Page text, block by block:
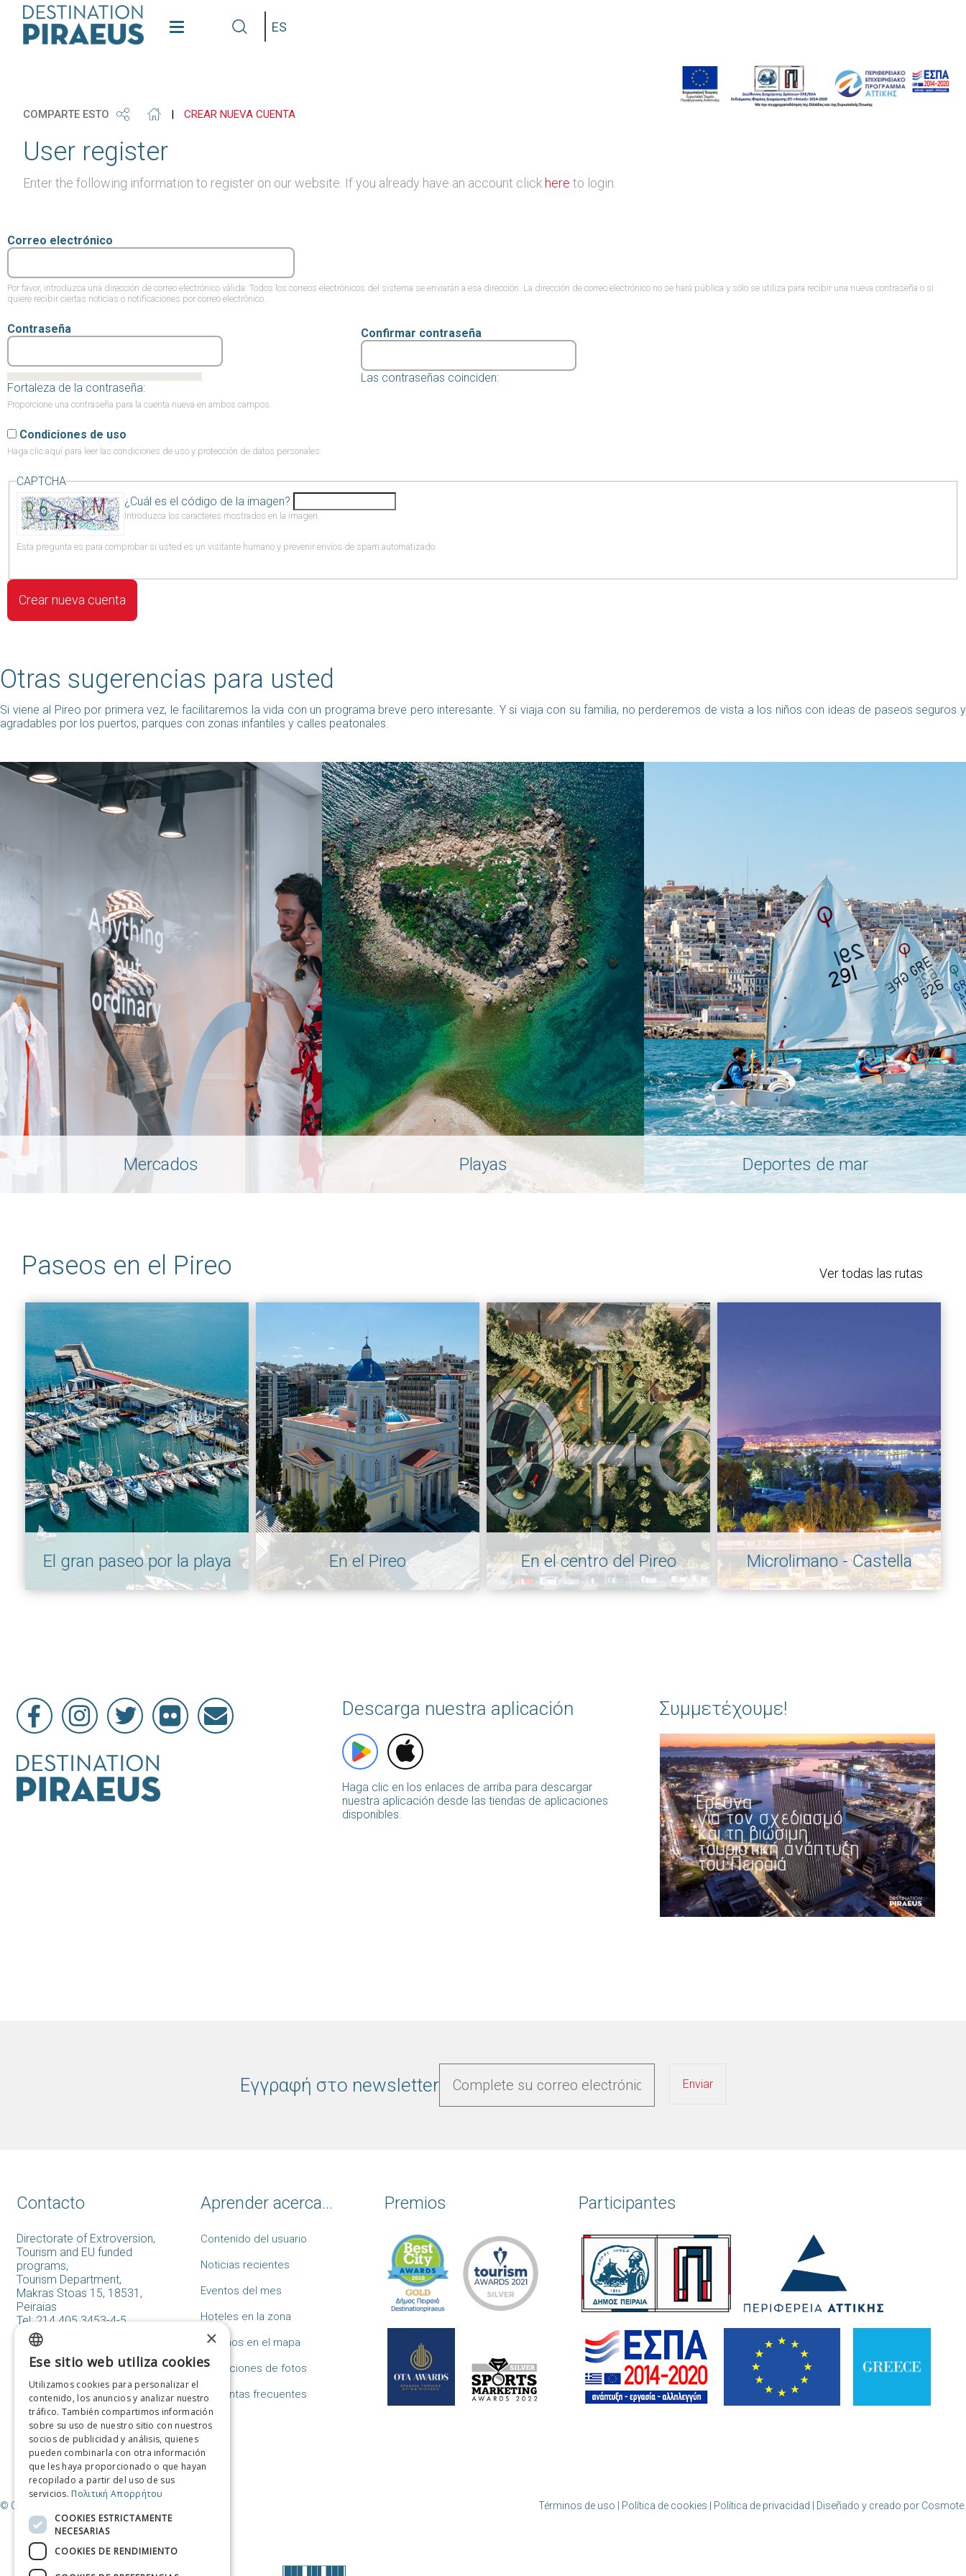
see
our
get
our
grap
some
COMPARTE ESTO | CREAR NUEVA CUENTA
User register
Enter the following information to register on our website. If you already have an account click here to login.
Correo electrónico
Por favor, introduzca una dirección de correo electrónico válida. Todos los correos electrónicos del sistema se enviarán a esa dirección. La dirección de correo electrónico no se hará pública y sólo se utiliza para recibir una nueva contraseña o si
quiere recibir ciertas noticias o notificaciones por correo electrónico.
Contraseña
Fortaleza de la contraseña:
Confirmar contraseña
Las contraseñas coinciden:
Proporcione una contraseña para la cuenta nueva en ambos campos.
Condiciones de uso
Haga clic aquí para leer las condiciones de uso y protección de datos personales.
CAPTCHA
¿Cuál es el código de la imagen?
Introduzca los caracteres mostrados en la imagen.
Esta pregunta es para comprobar si usted es un visitante humano y prevenir envíos de spam automatizado.
Otras sugerencias para usted
Si viene al Pireo por primera vez, le facilitaremos la vida con un programa breve pero interesante. Y si viaja con su familia, no perderemos de vista a los niños con ideas de paseos seguros y
agradables por los puertos, parques con zonas infantiles y calles peatonales.
Mercados Playas Deportes de mar
Paseos en el Pireo Ver todas las rutas
El gran paseo por la playa En el Pireo En el centro del Pireo Microlimano - Castella
Descarga nuestra aplicación
Haga clic en los enlaces de arriba para descargar
nuestra aplicación desde las tiendas de aplicaciones
disponibles.
Συμμετέχουμε!
Εγγραφή στο newsletter
Contacto
Directorate of Extroversion,
Tourism and EU funded
programs,
Tourism Department,
Makras Stoas 15, 18531,
Peiraias
Tel: 214.405.3453-4-5
tourismos@piraeus.gov.gr
Formulario de contacto
Aprender acerca...
Contenido del usuario
Noticias recientes
Eventos del mes
Hoteles en la zona
Destinos en el mapa
Colecciones de fotos
Preguntas frecuentes
Premios Participantes
© Copyright Destino El Pireo / Municipio del Pireo Términos de uso | Política de cookies | Política de privacidad | Diseñado y creado por Cosmote.
GREEK
ENGLISH
FRENCH
ITALIAN
GERMAN
SPANISH
CHINESE (SIMPLIFIED)
CHINESE
×
Ese sitio web utiliza cookies
Utilizamos cookies para personalizar el
contenido, los anuncios y analizar nuestro
tráfico. También compartimos información
sobre su uso de nuestro sitio con nuestros
socios de publicidad y análisis, quienes
pueden combinarla con otra información
que les haya proporcionado o que hayan
recopilado a partir del uso de sus
servicios. Πολιτική Απορρήτου
COOKIES ESTRICTAMENTE
NECESARIAS
COOKIES DE RENDIMIENTO